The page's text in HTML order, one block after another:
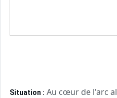
Situation : Au cœur de l'arc